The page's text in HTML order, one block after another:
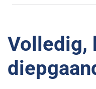
Volledig,